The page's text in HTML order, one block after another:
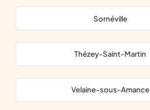
Sornéville
Thézey-Saint-Martin
Velaine-sous-Amance